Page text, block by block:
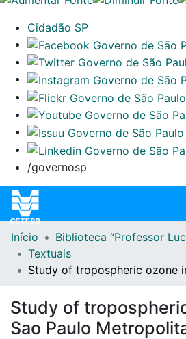
Cidadão SP
/governosp
Home
Repositório
Início
Biblioteca “Professor
Textuais
Study of tropospheric ozone
Study of
Sao Paulo